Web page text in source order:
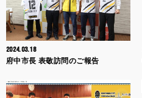
2024.03.18
府中市長 表敬訪問のご報告